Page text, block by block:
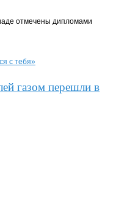
отмечены дипломами
с тебя»
газом перешли в